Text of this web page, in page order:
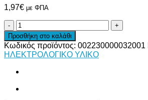
1,97€ με ΦΠΑ
ΡΕΛΕ
ΑΥΤ/
ΤΟΥ
40Α
ΣARL-
112-
ποσότητα
Προσθήκη στο καλάθι
Κωδικός προϊόντος: 002230000032001
ΗΛΕΚΤΡΟΛΟΓΙΚΟ ΥΛΙΚΟ